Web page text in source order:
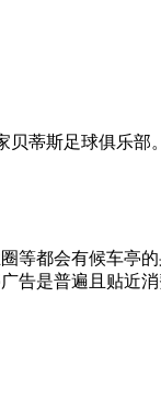
蒂斯足球俱乐部
等都会有候车亭
告是普遍且贴近